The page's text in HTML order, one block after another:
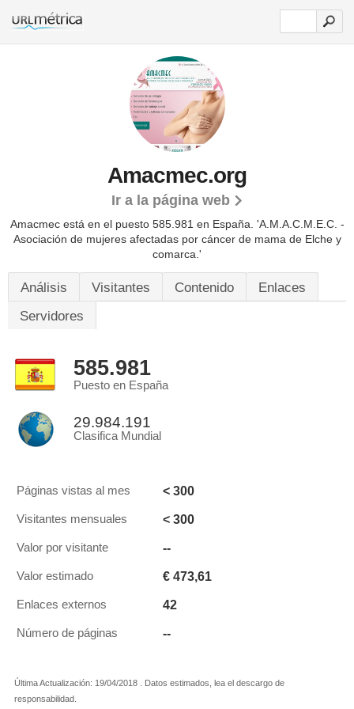
Amacmec.org
Ir a la página web
Amacmec está en el puesto 585.981 en España. 'A.M.A.C.M.E.C. -
Asociación de mujeres afectadas por cáncer de mama de Elche y
comarca.'
Análisis Visitantes Contenido
Enlaces
Servidores
585.981
Puesto en España
29.984.191
Clasifica Mundial
Páginas vistas al mes < 300
Visitantes mensuales < 300
Valor por visitante --
Valor estimado € 473,61
Enlaces externos 42
Número de páginas --
Última Actualización: 19/04/2018 . Datos estimados, lea el descargo de
responsabilidad.